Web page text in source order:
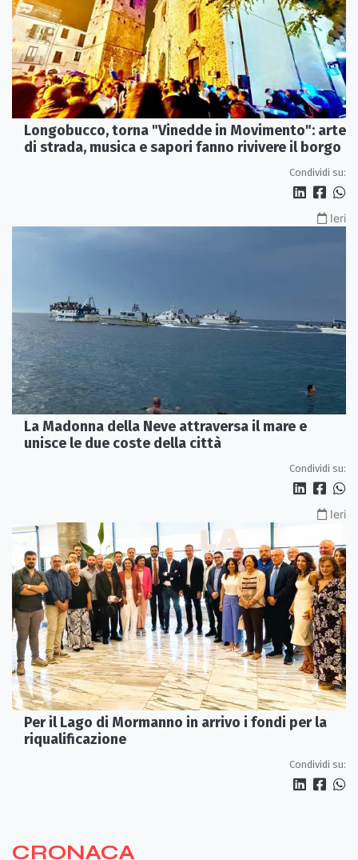
Longobucco, torna "Vinedde in Movimento": arte
di strada, musica e sapori fanno rivivere il borgo
Condividi su:
Ieri
La Madonna della Neve attraversa il mare e
unisce le due coste della città
Condividi su:
Ieri
Per il Lago di Mormanno in arrivo i fondi per la
riqualificazione
Condividi su:
CRONACA